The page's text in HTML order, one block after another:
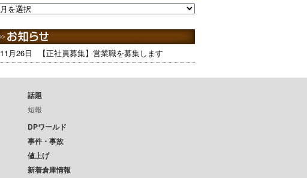
11月26日 【正社員募集】営業職を募集します
話題
短報
DPワールド
事件・事故
値上げ
新着倉庫情報